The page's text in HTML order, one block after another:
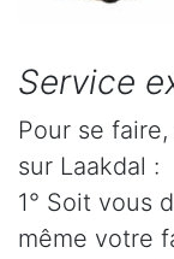
Service
Pour se
sur Laakdal :
1° Soit vous
même votre